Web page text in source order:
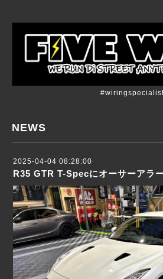
#wiringspecialist
NEWS
2025-04-04 08:28:00
R35 GTR T-Specにオーサーアラ